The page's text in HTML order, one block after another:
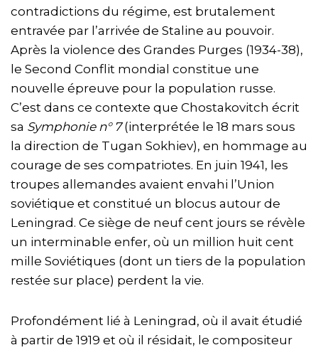
contradictions du régime, est brutalement
entravée par l’arrivée de Staline au pouvoir.
Après la violence des Grandes Purges (1934-38),
le Second Conflit mondial constitue une
nouvelle épreuve pour la population russe.
C’est dans ce contexte que Chostakovitch écrit
sa Symphonie n° 7(interprétée le 18 mars sous
la direction de Tugan Sokhiev), en hommage au
courage de ses compatriotes. En juin 1941, les
troupes allemandes avaient envahi l’Union
soviétique et constitué un blocus autour de
Leningrad. Ce siège de neuf cent jours se révèle
un interminable enfer, où un million huit cent
mille Soviétiques (dont un tiers de la population
restée sur place) perdent la vie.
Profondément lié à Leningrad, où il avait étudié
à partir de 1919 et où il résidait, le compositeur